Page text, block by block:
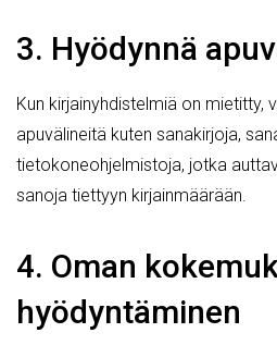
3. Hyödynnä
Kun kirjainyhdistelmiä on mietitty,
apuvälineitä kuten sanakirjoja,
tietokoneohjelmistoja, jotka
sanoja tiettyyn kirjainmäärään.
4. Oman
hyödyntäminen